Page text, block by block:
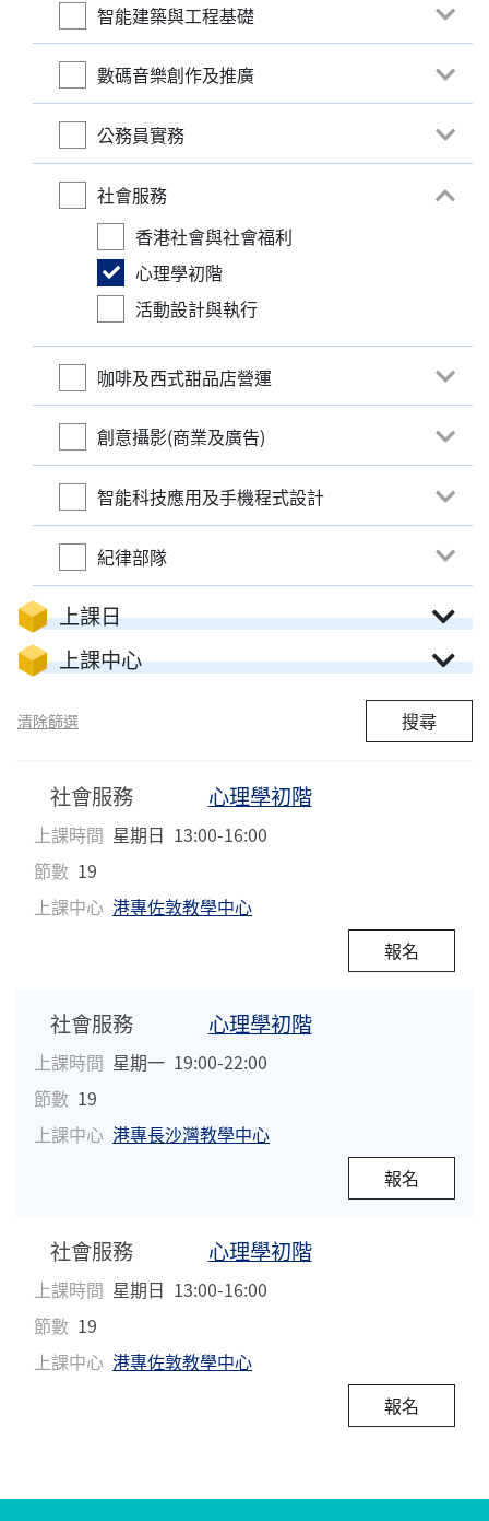
智能建築與工程基礎
數碼音樂創作及推廣
公務員實務
社會服務
香港社會與社會福利
心理學初階
活動設計與執行
咖啡及西式甜品店營運
創意攝影(商業及廣告)
智能科技應用及手機程式設計
紀律部隊
上課日
上課中心
清除篩選 搜尋
社會服務 心理學初階
上課時間 星期日 13:00-16:00
節數 19
上課中心 港專佐敦教學中心
報名
社會服務 心理學初階
上課時間 星期一 19:00-22:00
節數 19
上課中心 港專長沙灣教學中心
報名
社會服務 心理學初階
上課時間 星期日 13:00-16:00
節數 19
上課中心 港專佐敦教學中心
報名